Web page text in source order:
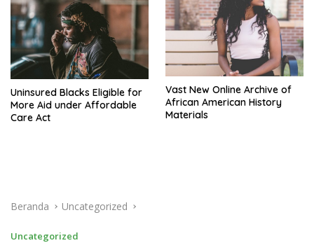
Uninsured Blacks Eligible for
More Aid under Affordable
Care Act
Vast New Online Archive of
African American History
Materials
Beranda Uncategorized
Uncategorized